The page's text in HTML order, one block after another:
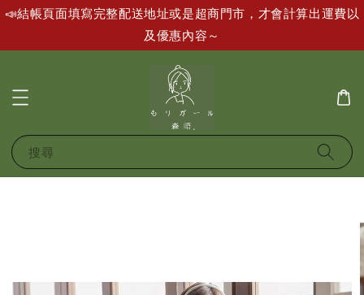
📣結帳頁面填寫完整配送地址或是超商門市，才會計算出運費以
及優惠內容～
搜尋